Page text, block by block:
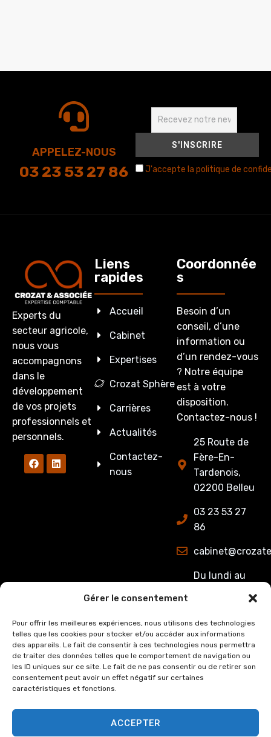
Gérer le consentement
Pour offrir les meilleures expériences, nous utilisons des technologies
telles que les cookies pour stocker et/ou accéder aux informations
des appareils. Le fait de consentir à ces technologies nous permettra
de traiter des données telles que le comportement de navigation ou
les ID uniques sur ce site. Le fait de ne pas consentir ou de retirer son
consentement peut avoir un effet négatif sur certaines
caractéristiques et fonctions.
ACCEPTER
APPELEZ-NOUS
03 23 53 27 86 J'accepte la politique de
Experts du
secteur agricole,
nous vous
accompagnons
dans le
développement
de vos projets
professionnels et
personnels.
Liens
rapides
Accueil
Cabinet
Expertises
Crozat Sphère
Carrières
Actualités
Contactez-
nous
Coordonnée
s
Besoin d’un
conseil, d’une
information ou
d’un rendez-vous
? Notre équipe
est à votre
disposition.
Contactez-nous !
25 Route de
Fère-En-
Tardenois,
02200 Belleu
03 23 53 27
86
Du lundi au
8h00 à 12h15
et de 13h15 à
17h00.
Le Vendredi :
de 8h00 à
12h15 et de